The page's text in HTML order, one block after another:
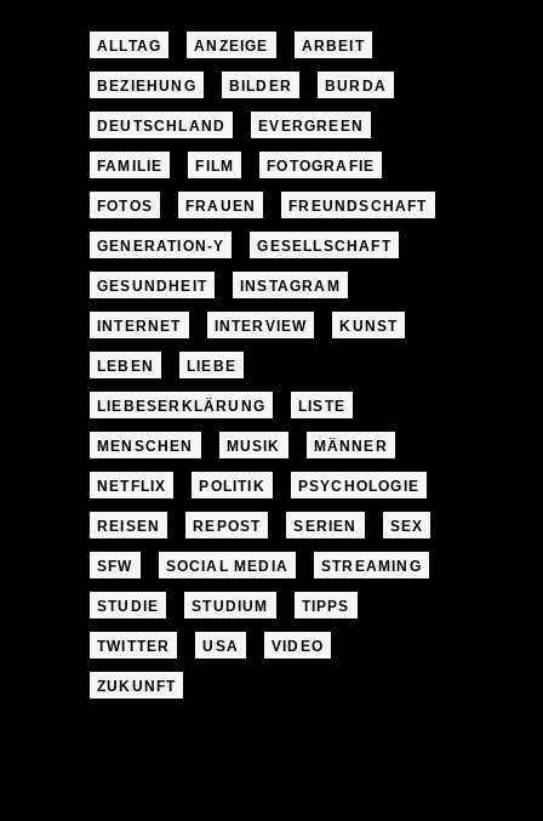
ALLTAG ANZEIGE ARBEIT
BEZIEHUNG BILDER BURDA
DEUTSCHLAND EVERGREEN
FAMILIE FILM FOTOGRAFIE
FOTOS FRAUEN FREUNDSCHAFT
GENERATION-Y GESELLSCHAFT
GESUNDHEIT INSTAGRAM
INTERNET INTERVIEW KUNST
LEBEN LIEBE
LIEBESERKLÄRUNG LISTE
MENSCHEN MUSIK MÄNNER
NETFLIX POLITIK PSYCHOLOGIE
REISEN REPOST SERIEN SEX
SFW SOCIAL MEDIA STREAMING
STUDIE STUDIUM TIPPS
TWITTER USA VIDEO
ZUKUNFT